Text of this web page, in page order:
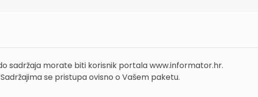
sadržaja morate biti korisnik portala www.informator.hr.
Sadržajima se pristupa ovisno o Vašem paketu.